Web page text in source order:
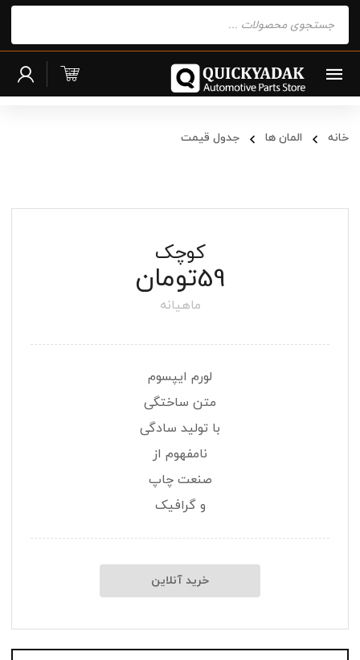
search
خانه المان ها جدول قیمت
کوچک
59تومان
ماهیانه
لورم ایپسوم
متن ساختگی
با تولید سادگی
نامفهوم از
صنعت چاپ
و گرافیک
خرید آنلاین